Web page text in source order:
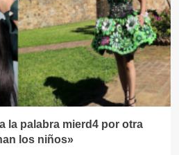
la palabra mierd4 por otra
los niños»